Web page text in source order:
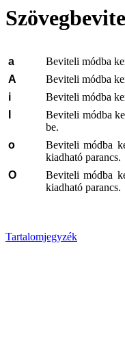
a
Beviteli módba
A
Beviteli módba
i
Beviteli módba
Beviteli módba
be.
o
Beviteli módba
kiadható parancs.
O
Beviteli módba
kiadható parancs.
Tartalomjegyzék